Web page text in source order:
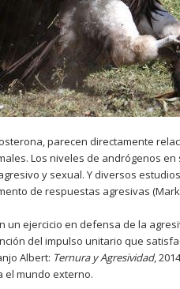
parecen directamente
Los niveles de andrógenos
y sexual. Y diversos
de respuestas agresivas
un ejercicio en defensa de la
del impulso unitario que
Albert: Ternura y Agresividad,
el mundo externo.